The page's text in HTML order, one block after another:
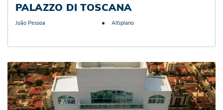
PALAZZO DI TOSCANA
João Pessoa Altiplano